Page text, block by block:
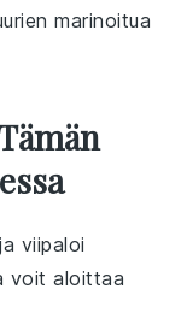
marinoitua
ja viipaloi
voit aloittaa